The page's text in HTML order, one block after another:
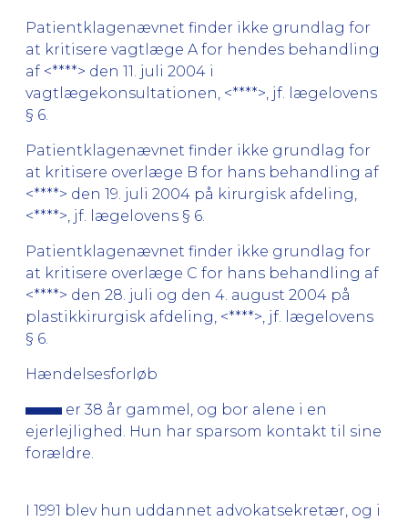
Patientklagenævnet finder ikke grundlag for
at kritisere vagtlæge A for hendes behandling
af <****> den 11. juli 2004 i
vagtlægekonsultationen, <****>, jf. lægelovens
§ 6.
Patientklagenævnet finder ikke grundlag for
at kritisere overlæge B for hans behandling af
<****> den 19. juli 2004 på kirurgisk afdeling,
<****>, jf. lægelovens § 6.
Patientklagenævnet finder ikke grundlag for
at kritisere overlæge C for hans behandling af
<****> den 28. juli og den 4. august 2004 på
plastikkirurgisk afdeling, <****>, jf. lægelovens
§ 6.
Hændelsesforløb
er 38 år gammel, og bor alene i en
ejerlejlighed. Hun har sparsom kontakt til sine
forældre.
I 1991 blev hun uddannet advokatsekretær, og i